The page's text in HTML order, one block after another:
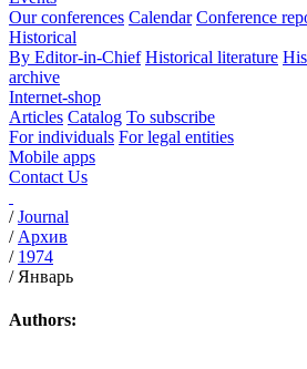
Our conferences Calendar Conference
Historical
By Editor-in-Chief Historical literature
archive
Internet-shop
Articles Catalog To subscribe
For individuals For legal entities
Mobile apps
Contact Us
/Journal
/ Архив
/ 1974
/ Январь
Authors: